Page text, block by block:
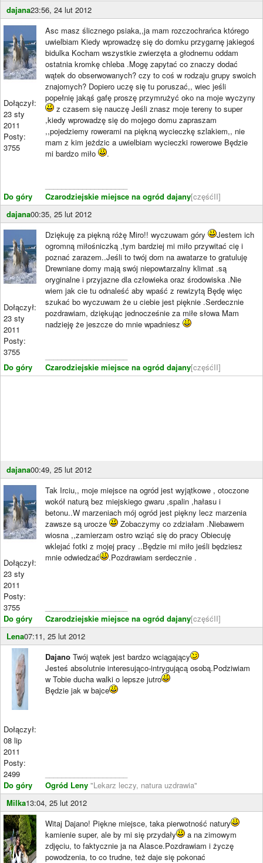
dajana23:56, 24 lut 2012
Dołączył:
23 sty
2011
Posty:
3755
Do góry
Asc masz ślicznego psiaka,,ja mam rozczochrańca którego
uwielbiam Kiedy wprowadzę się do domku przygarnę jakiegoś
bidulka Kocham wszystkie zwierzęta a głodnemu oddam
ostatnia kromkę chleba .Mogę zapytać co znaczy dodać
wątek do obserwowanych? czy to coś w rodzaju grupy swoich
znajomych? Dopiero uczę się tu poruszać,, wiec jeśli
popełnię jakąś gafę proszę przymrużyć oko na moje wyczyny
z czasem się nauczę Jeśli znasz moje tereny to super
,kiedy wprowadzę się do mojego domu zapraszam
,,pojedziemy rowerami na piękną wycieczkę szlakiem,, nie
mam z kim jeżdzic a uwielbiam wycieczki rowerowe Będzie
mi bardzo miło
.
Czarodziejskie miejsce na ogród dajany[częśćII]
dajana00:35, 25 lut 2012
Dołączył:
23 sty
2011
Posty:
3755
Do góry
Dziękuję za piękną różę Miro!! wyczuwam góry
Jestem ich
ogromną miłośniczką ,tym bardziej mi miło przywitać cię i
poznać zarazem..Jeśli to twój dom na awatarze to gratuluję
Drewniane domy mają swój niepowtarzalny klimat .są
oryginalne i przyjazne dla człowieka oraz środowiska .Nie
wiem jak cie tu odnaleść aby wpaść z rewizytą Będę więc
szukać bo wyczuwam że u ciebie jest pięknie .Serdecznie
pozdrawiam, dziękując jednocześnie za miłe słowa Mam
nadzieję że jeszcze do mnie wpadniesz
Czarodziejskie miejsce na ogród dajany[częśćII]
dajana00:49, 25 lut 2012
Dołączył:
23 sty
2011
Posty:
3755
Do góry
Tak Irciu,, moje miejsce na ogród jest wyjątkowe , otoczone
wokół naturą bez miejskiego gwaru ,spalin ,hałasu i
betonu..W marzeniach mój ogród jest piękny lecz marzenia
zawsze są urocze
Zobaczymy co zdziałam .Niebawem
wiosna ,,zamierzam ostro wziąć się do pracy Obiecuję
wklejać fotki z mojej pracy ..Będzie mi miło jeśli będziesz
mnie odwiedzać
.Pozdrawiam serdecznie .
Czarodziejskie miejsce na ogród dajany[częśćII]
Lena07:11, 25 lut 2012
Dołączył:
08 lip
2011
Posty:
2499
Do góry
Dajano Twój wątek jest bardzo wciągający
Jesteś absolutnie interesująco-intrygującą osobą.Podziwiam
w Tobie ducha walki o lepsze jutro
Będzie jak w bajce
Ogród Leny "Lekarz leczy, natura uzdrawia"
Milka13:04, 25 lut 2012
Witaj Dajano! Piękne miejsce, taka pierwotność natury
kamienie super, ale by mi się przydały
a na zimowym
zdjęciu, to faktycznie ja na Alasce.Pozdrawiam i życzę
powodzenia, to co trudne, też daje się pokonać